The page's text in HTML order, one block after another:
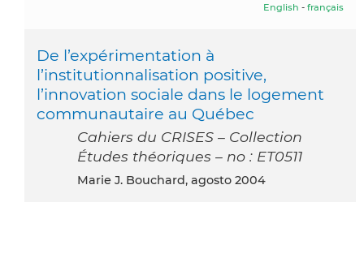
English - français
De l’expérimentation à
l’institutionnalisation positive,
l’innovation sociale dans le logement
communautaire au Québec
Cahiers du CRISES – Collection
Études théoriques – no : ET0511
Marie J. Bouchard, agosto 2004